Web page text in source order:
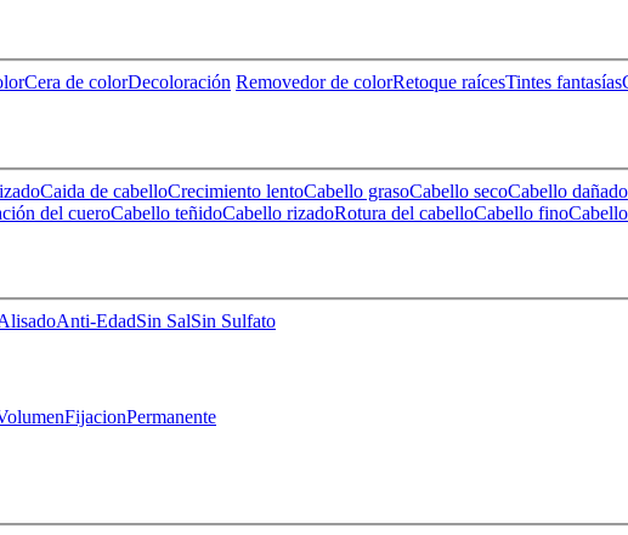
Cera de colorDecoloración Removedor de colorRetoque raícesTintes fantasías
Caida de cabelloCrecimiento lentoCabello grasoCabello secoCabello dañado
del cueroCabello teñidoCabello rizadoRotura del cabelloCabello fino
Anti-EdadSin SalSin Sulfato
FijacionPermanente